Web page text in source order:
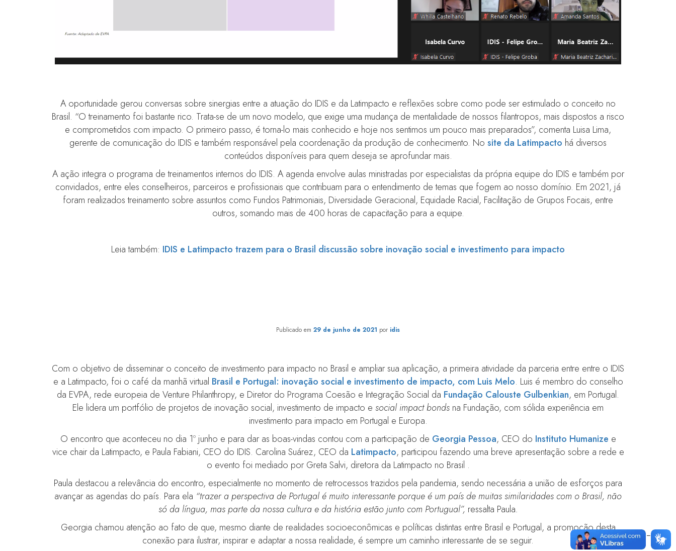
A oportunidade gerou conversas sobre sinergias entre a atuação do IDIS e da Latimpacto e reflexões sobre como pode ser estimulado o conceito no
Brasil. “O treinamento foi bastante rico. Trata-se de um novo modelo, que exige uma mudança de mentalidade de nossos filantropos, mais dispostos a risco
e comprometidos com impacto. O primeiro passo, é torna-lo mais conhecido e hoje nos sentimos um pouco mais preparados”, comenta Luisa Lima,
gerente de comunicação do IDIS e também responsável pela coordenação da produção de conhecimento. No site da Latimpacto há diversos
conteúdos disponíveis para quem deseja se aprofundar mais.
A ação integra o programa de treinamentos internos do IDIS. A agenda envolve aulas ministradas por especialistas da própria equipe do IDIS e também por
convidados, entre eles conselheiros, parceiros e profissionais que contribuam para o entendimento de temas que fogem ao nosso domínio. Em 2021, já
foram realizados treinamento sobre assuntos como Fundos Patrimoniais, Diversidade Geracional, Equidade Racial, Facilitação de Grupos Focais, entre
outros, somando mais de 400 horas de capacitação para a equipe.
Leia também: IDIS e Latimpacto trazem para o Brasil discussão sobre inovação social e investimento para impacto
Publicado em 29 de junho de 2021 por idis
Com o objetivo de disseminar o conceito de investimento para impacto no Brasil e ampliar sua aplicação, a primeira atividade da parceria entre entre o IDIS
e a Latimpacto, foi o café da manhã virtual Brasil e Portugal: inovação social e investimento de impacto, com Luis Melo. Luis é membro do conselho
da EVPA, rede europeia de Venture Philanthropy, e Diretor do Programa Coesão e Integração Social da Fundação Calouste Gulbenkian, em Portugal.
Ele lidera um portfólio de projetos de inovação social, investimento de impacto e social impact bonds na Fundação, com sólida experiência em
investimento para impacto em Portugal e Europa.
O encontro que aconteceu no dia 1º junho e para dar as boas-vindas contou com a participação de Georgia Pessoa, CEO do Instituto Humanize e
vice chair da Latimpacto, e Paula Fabiani, CEO do IDIS. Carolina Suárez, CEO da Latimpacto, participou fazendo uma breve apresentação sobre a rede e
o evento foi mediado por Greta Salvi, diretora da Latimpacto no Brasil .
Paula destacou a relevância do encontro, especialmente no momento de retrocessos trazidos pela pandemia, sendo necessária a união de esforços para
avançar as agendas do país. Para ela “trazer a perspectiva de Portugal é muito interessante porque é um país de muitas similaridades com o Brasil, não
só da língua, mas parte da nossa cultura e da história estão junto com Portugual”, ressalta Paula.
Georgia chamou atenção ao fato de que, mesmo diante de realidades socioeconômicas e políticas distintas entre Brasil e Portugal, a promoção desta
conexão para ilustrar, inspirar e adaptar a nossa realidade, é sempre um caminho interessante de se seguir.